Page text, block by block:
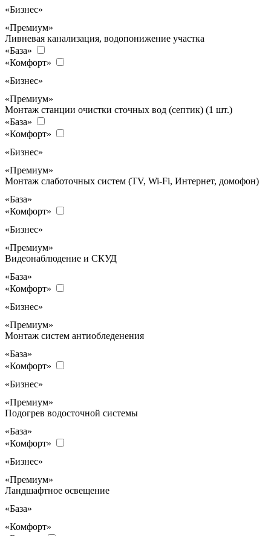
«Бизнес»
«Премиум»
Ливневая канализация, водопонижение участка
«База»
«Комфорт»
«Бизнес»
«Премиум»
Монтаж станции очистки сточных вод (септик) (1 шт.)
«База»
«Комфорт»
«Бизнес»
«Премиум»
Монтаж слаботочных систем (TV, Wi-Fi, Интернет, домофон)
«База»
«Комфорт»
«Бизнес»
«Премиум»
Видеонаблюдение и СКУД
«База»
«Комфорт»
«Бизнес»
«Премиум»
Монтаж систем антиобледенения
«База»
«Комфорт»
«Бизнес»
«Премиум»
Подогрев водосточной системы
«База»
«Комфорт»
«Бизнес»
«Премиум»
Ландшафтное освещение
«База»
«Комфорт»